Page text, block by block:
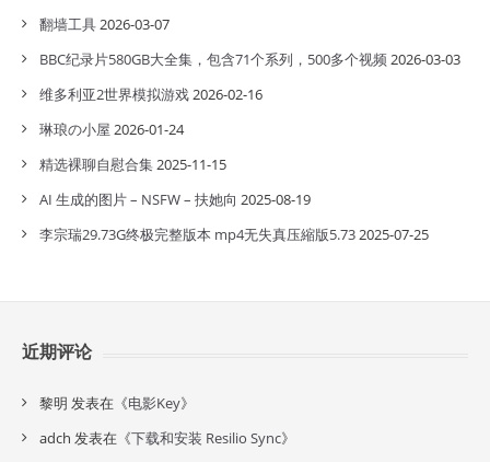
翻墙工具2026-03-07
BBC纪录片580GB大全集，包含71个系列，500多个视频2026-03-03
维多利亚2世界模拟游戏2026-02-16
琳琅の小屋 2026-01-24
精选裸聊自慰合集2025-11-15
AI 生成的图片 – NSFW – 扶她向 2025-08-19
李宗瑞29.73G终极完整版本 mp4无失真压縮版5.732025-07-25
近期评论
黎明 发表在《电影Key》
adch 发表在《下载和安装 Resilio Sync》